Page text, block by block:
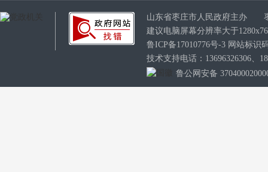
山东省枣庄市人民政府主办
建议电脑屏幕分辨率大于
鲁ICP备17010776号-3 网站标识
技术支持电话：13696326306、
鲁公网安备